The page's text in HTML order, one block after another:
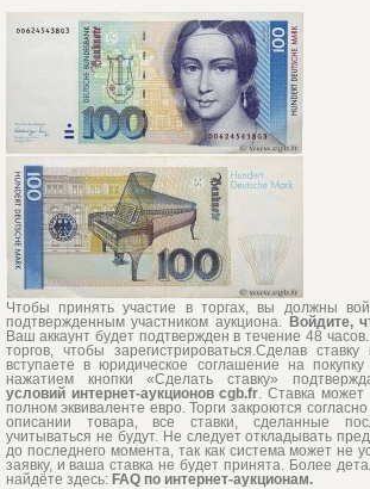
Чтобы принять участие в торгах, вы должны
подтвержденным участником аукциона. Войдите,
Ваш аккаунт будет подтвержден в течение 48
торгов, чтобы зарегистрироваться.Сделав
вступаете в юридическое соглашение на
нажатием кнопки «Сделать ставку»
условий интернет-аукционов cgb.fr. Ставка может
полном эквиваленте евро. Торги закроются
описании товара, все ставки, сделанные
учитываться не будут. Не следует откладывать
до последнего момента, так как система может не
заявку, и ваша ставка не будет принята. Более
найдёте здесь: FAQ по интернет-аукционам.